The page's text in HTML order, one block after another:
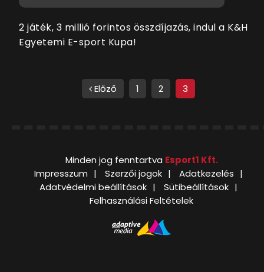
2 játék, 3 millió forintos összdíjazás, indul a K&H
Egyetemi E-sport Kupa!
Előző 1 2 3
Minden jog fenntartva Esport1 Kft.
Impresszum
Szerzői jogok
Adatkezelés
Adatvédelmi beállítások
Sütibeállítások
Felhasználási Feltételek